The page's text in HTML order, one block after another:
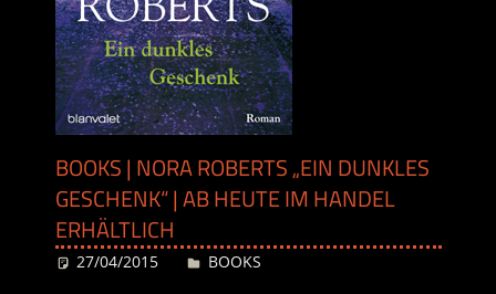
BOOKS | NORA ROBERTS „EIN DUNKLES
GESCHENK“ | AB HEUTE IM HANDEL
ERHÄLTLICH
27/04/2015 Desiree
BOOKS